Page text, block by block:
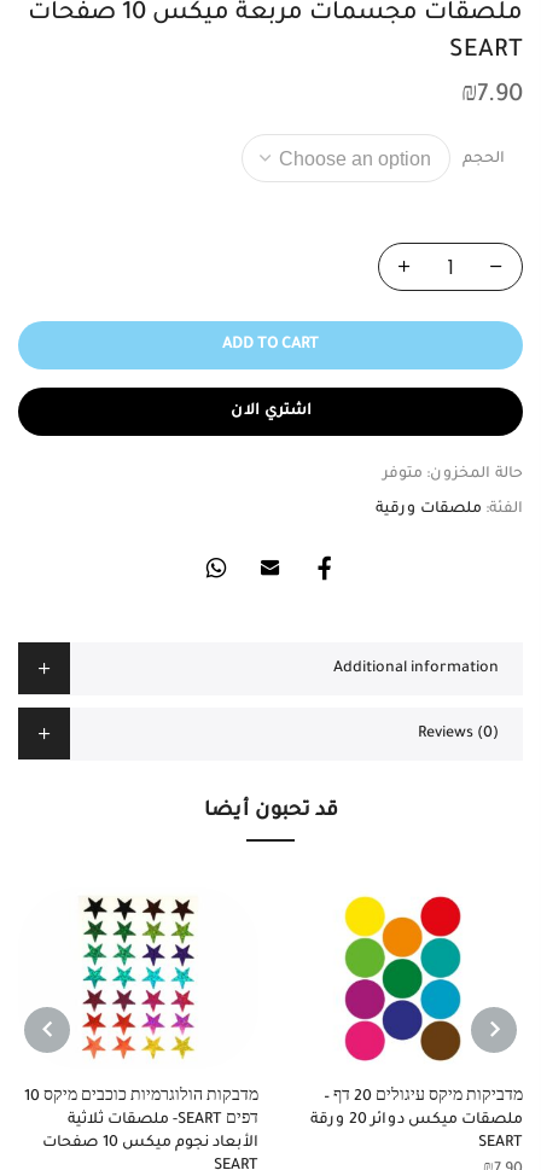
ملصقات مجسمات مربعة ميكس 10 صفحات
SEART
₪7.90
الحجم
ADD TO CART
اشتري الان
حالة المخزون: متوفر
الفئة: ملصقات ورقية
Additional information
Reviews (0)
قد تحبون أيضا
מדביקות מיקס עיגולים 20 דף –
ملصقات ميكس دوائر 20 ورقة
SEART
מדבקות הולוגרמיות כוכבים מיקס 10
דפים SEART- ملصقات ثلاثية
الأبعاد نجوم ميكس 10 صفحات